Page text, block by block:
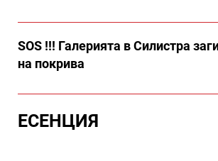
SOS !!! Галерията в Силистра
на покрива
ЕСЕНЦИЯ